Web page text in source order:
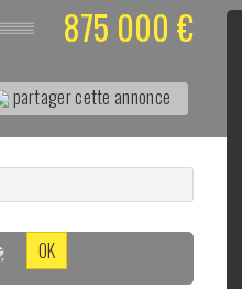
875 000 €
partager cette annonce